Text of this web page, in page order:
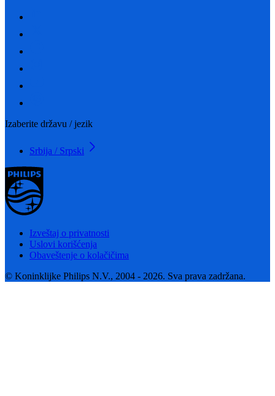
Izaberite državu / jezik
Srbija / Srpski
Izveštaj o privatnosti
Uslovi korišćenja
Obaveštenje o kolačičima
© Koninklijke Philips N.V., 2004 - 2026. Sva prava zadržana.